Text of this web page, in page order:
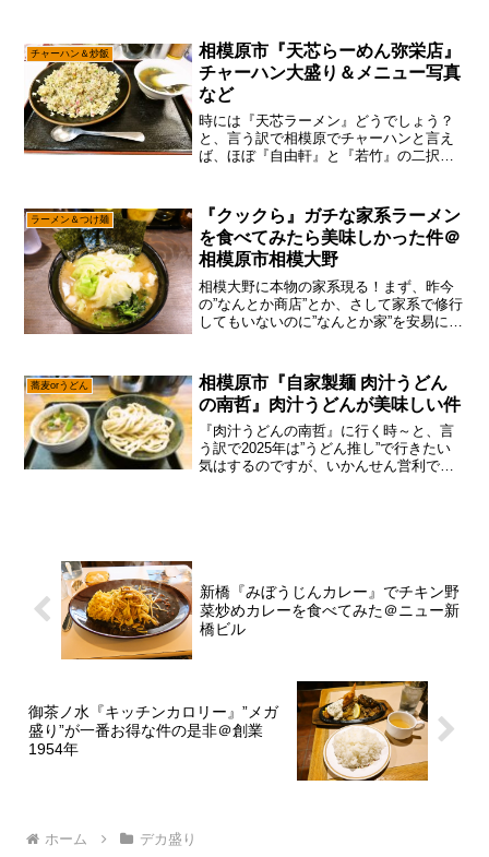
ですが、まあ一応は相模原の新店ですの
で、行くべきかな～って思...
チャーハン＆炒飯
相模原市『天芯らーめん弥栄店』
チャーハン大盛り＆メニュー写真
など
時には『天芯ラーメン』どうでしょう？
と、言う訳で相模原でチャーハンと言え
ば、ほぼ『自由軒』と『若竹』の二択で
チャーハン言うても色々なパターンがあ
るので、そこは気分で色々...
ラーメン＆つけ麺
『クックら』ガチな家系ラーメン
を食べてみたら美味しかった件＠
相模原市相模大野
相模大野に本物の家系現る！まず、昨今
の”なんとか商店”とか、さして家系で修行
してもいないのに”なんとか家”を安易に名
はびこる昨今、やっと待望の本物が現れ
たって感じでし...
蕎麦orうどん
相模原市『自家製麺 肉汁うどん
の南哲』肉汁うどんが美味しい件
『肉汁うどんの南哲』に行く時～と、言
う訳で2025年は”うどん推し”で行きたい
気はするのですが、いかんせん営利でや
新橋『みぼうじんカレー』でチキン野
菜炒めカレーを食べてみた＠ニュー新
橋ビル
御茶ノ水『キッチンカロリー』”メガ
盛り”が一番お得な件の是非＠創業
1954年
ホーム デカ盛り